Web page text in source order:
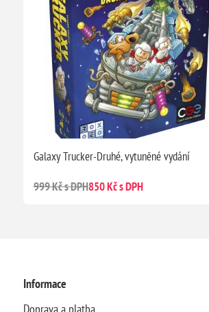
Galaxy Trucker-Druhé, vytuněné vydání
999 Kč s DPH850 Kč s DPH
Informace
Doprava a platba